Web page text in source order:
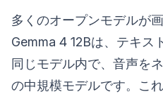
多くのオープンモデルが
Gemma 4 12Bは、テキス
同じモデル内で、音声を
の中規模モデルです。こ